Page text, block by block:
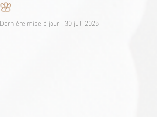
🌸
Dernière mise à jour : 30 juil. 2025